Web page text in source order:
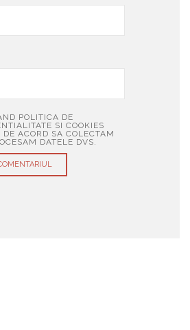
POLITICA DE
SI COOKIES
DE ACORD SA COLECTAM
DATELE DVS.